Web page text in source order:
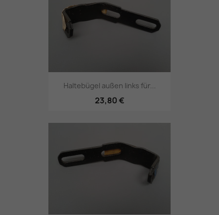
Haltebügel außen links für...
23,80 €